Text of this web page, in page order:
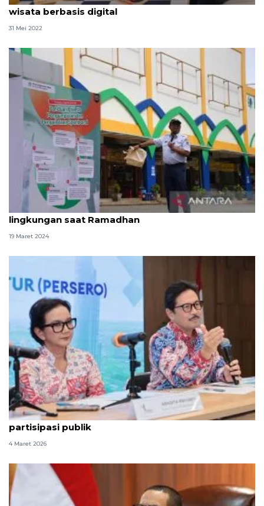
wisata berbasis digital
31 Mei 2022
Warga DKI diajak jalankan gaya hidup ramah
lingkungan saat Ramadhan
19 Maret 2024
SMI hadirkan instrumen investasi inovatif, perluas
partisipasi publik
4 Maret 2026